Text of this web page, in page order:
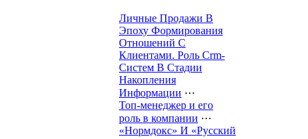
Личные Продажи В
Эпоху Формирования
Отношений С
Клиентами. Роль Crm-
Систем В Стадии
Накопления
Информации ⋯
Топ-менеджер и его
роль в компании ⋯
«Нормдокс» И «Русский